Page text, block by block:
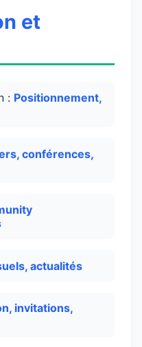
et
: Positionnement,
conférences,
actualités
invitations,